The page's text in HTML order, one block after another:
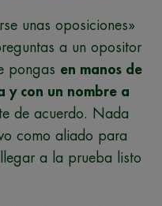
unas oposiciones»
a un opositor
pongas en manos de
y con un nombre a
de acuerdo. Nada
como aliado para
a la prueba listo